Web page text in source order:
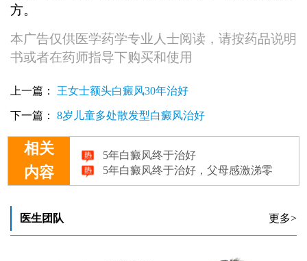
方。
本广告仅供医学药学专业人士阅读，请按药品说明
书或者在药师指导下购买和使用
上一篇： 王女士额头白癜风30年治好
下一篇： 8岁儿童多处散发型白癜风治好
相关
内容
5年白癜风终于治好，父母感激涕零
5年白癜风终于治好，父母感激涕零
5年白癜风终于治好，父母感激涕零
医生团队
更多>